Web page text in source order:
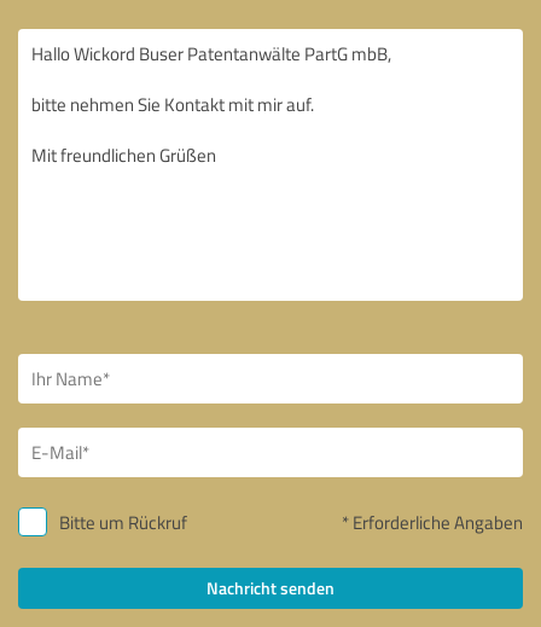
Bitte um Rückruf * Erforderliche Angaben
Nachricht senden